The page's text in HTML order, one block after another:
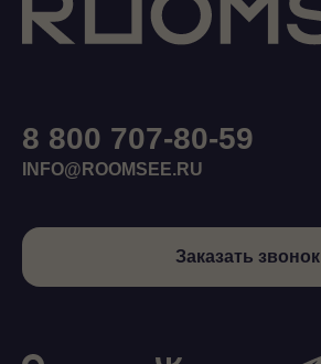
8 800 707-80-59
INFO@ROOMSEE.RU
Заказать звонок